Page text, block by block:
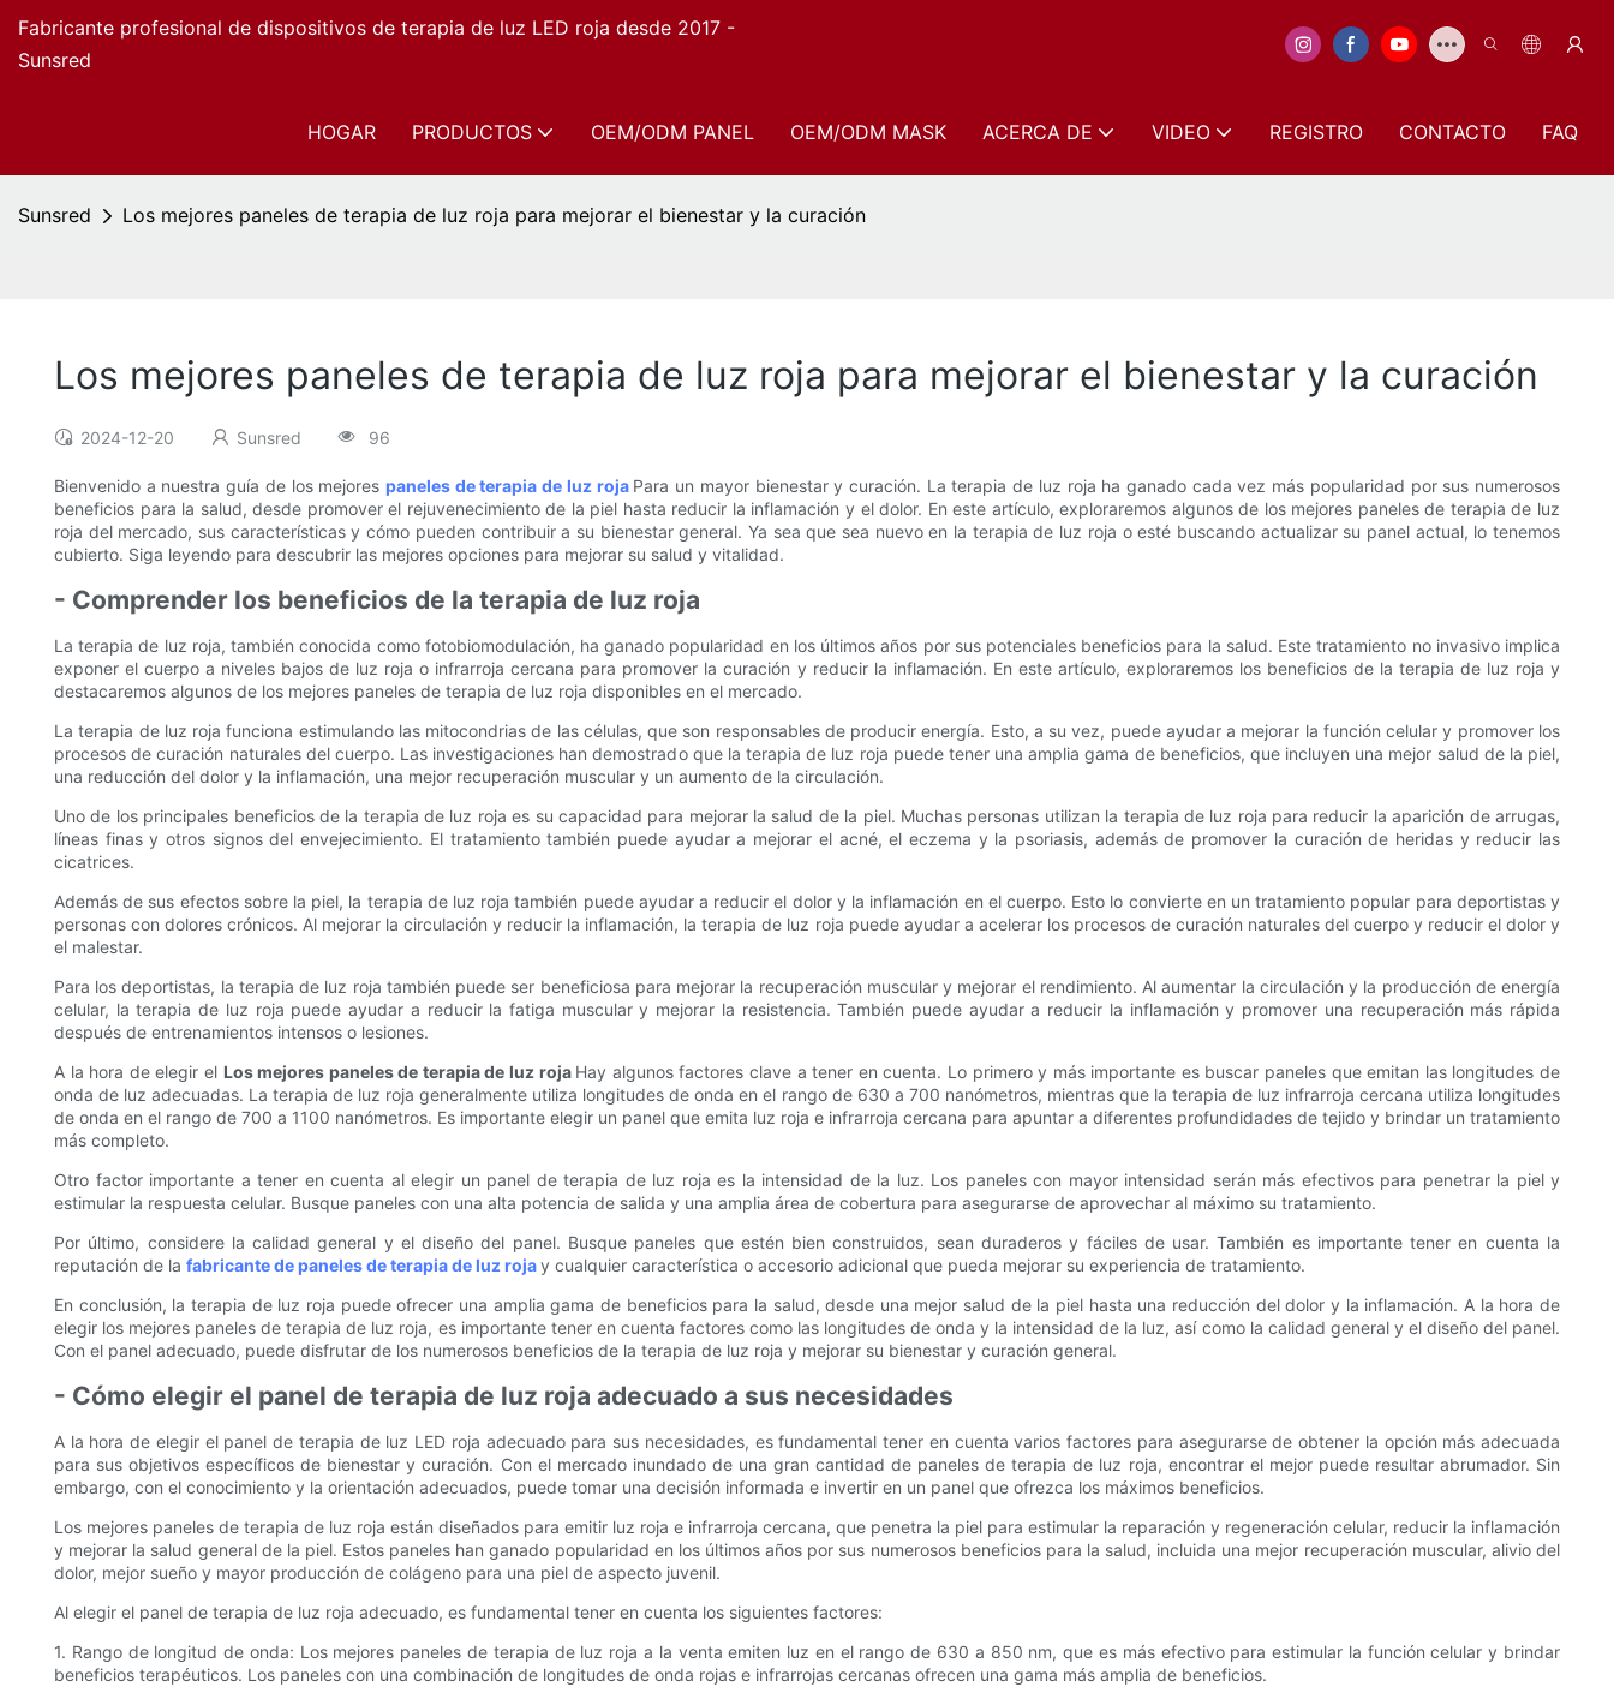
Fabricante profesional de dispositivos de terapia de luz LED roja desde 2017 -
Sunsred
HOGAR PRODUCTOS OEM/ODM PANEL OEM/ODM MASK ACERCA DE VIDEO REGISTRO CONTACTO FAQ
Sunsred Los mejores paneles de terapia de luz roja para mejorar el bienestar y la curación
Los mejores paneles de terapia de luz roja para mejorar el bienestar y la curación
2024-12-20 Sunsred 96
Bienvenido a nuestra guía de los mejorespaneles de terapia de luz roja Para un mayor bienestar y curación. La terapia de luz roja ha ganado cada vez más popularidad por sus numerosos
beneficios para la salud, desde promover el rejuvenecimiento de la piel hasta reducir la inflamación y el dolor. En este artículo, exploraremos algunos de los mejores paneles de terapia de luz
roja del mercado, sus características y cómo pueden contribuir a su bienestar general. Ya sea que sea nuevo en la terapia de luz roja o esté buscando actualizar su panel actual, lo tenemos
cubierto. Siga leyendo para descubrir las mejores opciones para mejorar su salud y vitalidad.
- Comprender los beneficios de la terapia de luz roja
La terapia de luz roja, también conocida como fotobiomodulación, ha ganado popularidad en los últimos años por sus potenciales beneficios para la salud. Este tratamiento no invasivo implica
exponer el cuerpo a niveles bajos de luz roja o infrarroja cercana para promover la curación y reducir la inflamación. En este artículo, exploraremos los beneficios de la terapia de luz roja y
destacaremos algunos de los mejores paneles de terapia de luz roja disponibles en el mercado.
La terapia de luz roja funciona estimulando las mitocondrias de las células, que son responsables de producir energía. Esto, a su vez, puede ayudar a mejorar la función celular y promover los
procesos de curación naturales del cuerpo. Las investigaciones han demostrado que la terapia de luz roja puede tener una amplia gama de beneficios, que incluyen una mejor salud de la piel,
una reducción del dolor y la inflamación, una mejor recuperación muscular y un aumento de la circulación.
Uno de los principales beneficios de la terapia de luz roja es su capacidad para mejorar la salud de la piel. Muchas personas utilizan la terapia de luz roja para reducir la aparición de arrugas,
líneas finas y otros signos del envejecimiento. El tratamiento también puede ayudar a mejorar el acné, el eczema y la psoriasis, además de promover la curación de heridas y reducir las
cicatrices.
Además de sus efectos sobre la piel, la terapia de luz roja también puede ayudar a reducir el dolor y la inflamación en el cuerpo. Esto lo convierte en un tratamiento popular para deportistas y
personas con dolores crónicos. Al mejorar la circulación y reducir la inflamación, la terapia de luz roja puede ayudar a acelerar los procesos de curación naturales del cuerpo y reducir el dolor y
el malestar.
Para los deportistas, la terapia de luz roja también puede ser beneficiosa para mejorar la recuperación muscular y mejorar el rendimiento. Al aumentar la circulación y la producción de energía
celular, la terapia de luz roja puede ayudar a reducir la fatiga muscular y mejorar la resistencia. También puede ayudar a reducir la inflamación y promover una recuperación más rápida
después de entrenamientos intensos o lesiones.
A la hora de elegir el Los mejores paneles de terapia de luz roja Hay algunos factores clave a tener en cuenta. Lo primero y más importante es buscar paneles que emitan las longitudes de
onda de luz adecuadas. La terapia de luz roja generalmente utiliza longitudes de onda en el rango de 630 a 700 nanómetros, mientras que la terapia de luz infrarroja cercana utiliza longitudes
de onda en el rango de 700 a 1100 nanómetros. Es importante elegir un panel que emita luz roja e infrarroja cercana para apuntar a diferentes profundidades de tejido y brindar un tratamiento
más completo.
Otro factor importante a tener en cuenta al elegir un panel de terapia de luz roja es la intensidad de la luz. Los paneles con mayor intensidad serán más efectivos para penetrar la piel y
estimular la respuesta celular. Busque paneles con una alta potencia de salida y una amplia área de cobertura para asegurarse de aprovechar al máximo su tratamiento.
Por último, considere la calidad general y el diseño del panel. Busque paneles que estén bien construidos, sean duraderos y fáciles de usar. También es importante tener en cuenta la
reputación de la fabricante de paneles de terapia de luz rojay cualquier característica o accesorio adicional que pueda mejorar su experiencia de tratamiento.
En conclusión, la terapia de luz roja puede ofrecer una amplia gama de beneficios para la salud, desde una mejor salud de la piel hasta una reducción del dolor y la inflamación. A la hora de
elegir los mejores paneles de terapia de luz roja, es importante tener en cuenta factores como las longitudes de onda y la intensidad de la luz, así como la calidad general y el diseño del panel.
Con el panel adecuado, puede disfrutar de los numerosos beneficios de la terapia de luz roja y mejorar su bienestar y curación general.
- Cómo elegir el panel de terapia de luz roja adecuado a sus necesidades
A la hora de elegir el panel de terapia de luz LED roja adecuado para sus necesidades, es fundamental tener en cuenta varios factores para asegurarse de obtener la opción más adecuada
para sus objetivos específicos de bienestar y curación. Con el mercado inundado de una gran cantidad de paneles de terapia de luz roja, encontrar el mejor puede resultar abrumador. Sin
embargo, con el conocimiento y la orientación adecuados, puede tomar una decisión informada e invertir en un panel que ofrezca los máximos beneficios.
Los mejores paneles de terapia de luz roja están diseñados para emitir luz roja e infrarroja cercana, que penetra la piel para estimular la reparación y regeneración celular, reducir la inflamación
y mejorar la salud general de la piel. Estos paneles han ganado popularidad en los últimos años por sus numerosos beneficios para la salud, incluida una mejor recuperación muscular, alivio del
dolor, mejor sueño y mayor producción de colágeno para una piel de aspecto juvenil.
Al elegir el panel de terapia de luz roja adecuado, es fundamental tener en cuenta los siguientes factores:
1. Rango de longitud de onda: Los mejores paneles de terapia de luz roja a la venta emiten luz en el rango de 630 a 850 nm, que es más efectivo para estimular la función celular y brindar
beneficios terapéuticos. Los paneles con una combinación de longitudes de onda rojas e infrarrojas cercanas ofrecen una gama más amplia de beneficios.